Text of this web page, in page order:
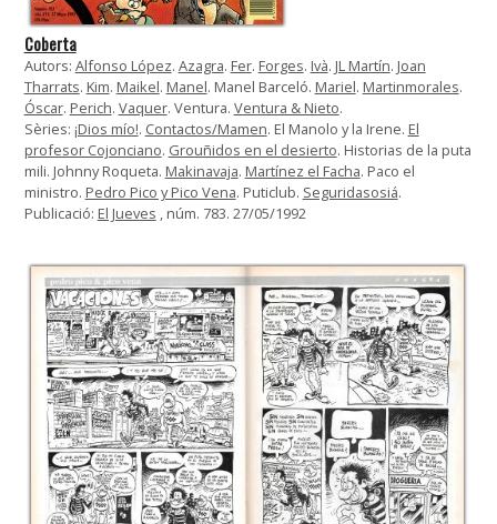
Coberta
Autors: Alfonso López. Azagra. Fer. Forges. Ivà. JL Martín. Joan
Tharrats. Kim. Maikel. Manel. Manel Barceló. Mariel. Martinmorales.
Óscar. Perich. Vaquer. Ventura. Ventura & Nieto.
Sèries: ¡Dios mío!. Contactos/Mamen. El Manolo y la Irene. El
profesor Cojonciano. Grouñidos en el desierto. Historias de la puta
mili. Johnny Roqueta. Makinavaja. Martínez el Facha. Paco el
ministro. Pedro Pico y Pico Vena. Puticlub. Seguridasosiá.
Publicació: El Jueves , núm. 783. 27/05/1992